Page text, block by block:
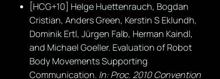
[HCG+10] Helge Huettenrauch, Bogdan
Cristian, Anders Green, Kerstin S Eklundh,
Dominik Ertl, Jürgen Falb, Herman Kaindl,
and Michael Goeller. Evaluation of Robot
Body Movements Supporting
Communication. In: Proc. 2010 Convention